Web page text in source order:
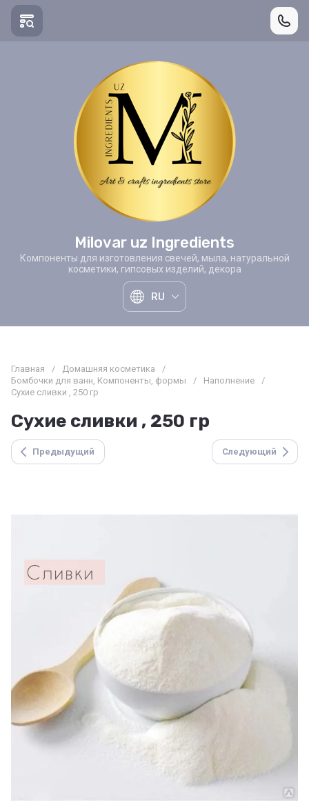
Milovar uz Ingredients
Компоненты для изготовления свечей, мыла, натуральной
косметики, гипсовых изделий, декора
RU
Главная / Домашняя косметика
/
Бомбочки для ванн, Компоненты, формы
/ Наполнение
/
Сухие сливки , 250 гр
Сухие сливки , 250 гр
Предыдущий Следующий